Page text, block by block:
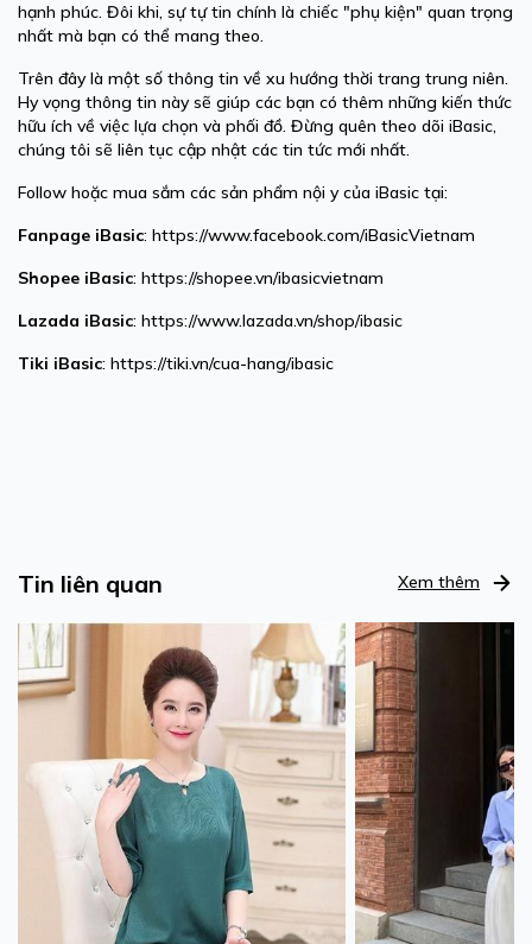
hạnh phúc. Đôi khi, sự tự tin chính là chiếc "phụ kiện" quan trọng
nhất mà bạn có thể mang theo.
Trên đây là một số thông tin về xu hướng thời trang trung niên.
Hy vọng thông tin này sẽ giúp các bạn có thêm những kiến thức
hữu ích về việc lựa chọn và phối đồ. Đừng quên theo dõi iBasic,
chúng tôi sẽ liên tục cập nhật các tin tức mới nhất.
Follow hoặc mua sắm các sản phẩm nội y của iBasic tại:
Fanpage iBasic: https://www.facebook.com/iBasicVietnam
Shopee iBasic: https://shopee.vn/ibasicvietnam
Lazada iBasic: https://www.lazada.vn/shop/ibasic
Tiki iBasic: https://tiki.vn/cua-hang/ibasic
Tin liên quan Xem thêm